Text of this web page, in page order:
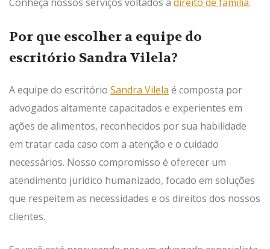
Por que escolher a equipe do
escritório Sandra Vilela?
A equipe do escritório Sandra Vilela é composta por
advogados altamente capacitados e experientes em
ações de alimentos, reconhecidos por sua habilidade
em tratar cada caso com a atenção e o cuidado
necessários. Nosso compromisso é oferecer um
atendimento jurídico humanizado, focado em soluções
que respeitem as necessidades e os direitos dos nossos
clientes.